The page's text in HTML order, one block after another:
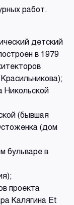
работ.
детский
в 1979
Никольской
(бывшая
(дом
бульваре в
проекта
Калягина Et